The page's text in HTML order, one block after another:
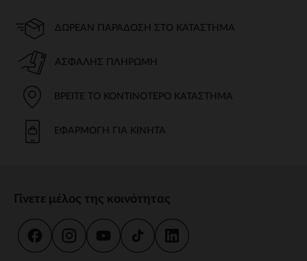
ΔΩΡΕΆΝ ΠΑΡΆΔΟΣΗ ΣΤΟ ΚΑΤΆΣΤΗΜΑ
ΑΣΦΑΛΉΣ ΠΛΗΡΩΜΉ
ΒΡΕΊΤΕ ΤΟ ΚΟΝΤΙΝΌΤΕΡΟ ΚΑΤΆΣΤΗΜΑ
ΕΦΑΡΜΟΓΉ ΓΙΑ ΚΙΝΗΤΆ
Γίνετε μέλος της κοινότητας